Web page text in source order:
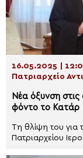
16.05.2025 |
Πατριαρχείο
Νέα όξυνση στις
φόντο το Κατάρ
Τη θλίψη του για
Πατριαρχείου